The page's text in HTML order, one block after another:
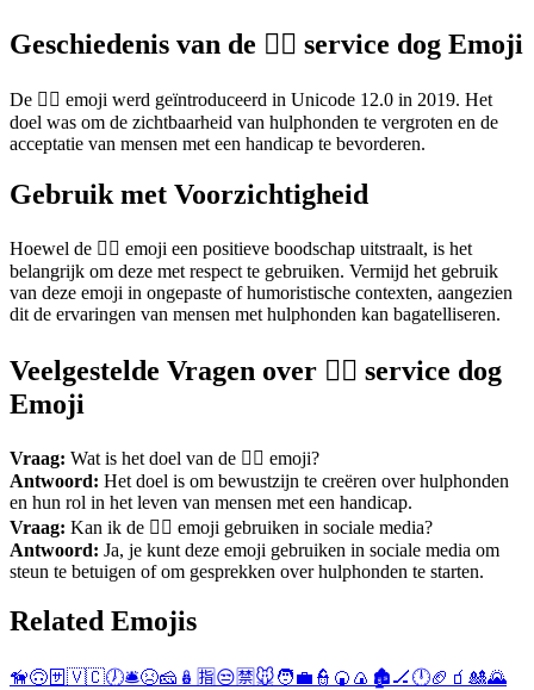
Geschiedenis van de 🐕‍🦺 service dog Emoji
De 🐕‍🦺 emoji werd geïntroduceerd in Unicode 12.0 in 2019. Het
doel was om de zichtbaarheid van hulphonden te vergroten en de
acceptatie van mensen met een handicap te bevorderen.
Gebruik met Voorzichtigheid
Hoewel de 🐕‍🦺 emoji een positieve boodschap uitstraalt, is het
belangrijk om deze met respect te gebruiken. Vermijd het gebruik
van deze emoji in ongepaste of humoristische contexten, aangezien
dit de ervaringen van mensen met hulphonden kan bagatelliseren.
Veelgestelde Vragen over 🐕‍🦺 service dog
Emoji
Vraag: Wat is het doel van de 🐕‍🦺 emoji?
Antwoord: Het doel is om bewustzijn te creëren over hulphonden
en hun rol in het leven van mensen met een handicap.
Vraag: Kan ik de 🐕‍🦺 emoji gebruiken in sociale media?
Antwoord: Ja, je kunt deze emoji gebruiken in sociale media om
steun te betuigen of om gesprekken over hulphonden te starten.
Related Emojis
🦮🙃 🈂️ 🇻🇨🕖🛎️😣🧀 🪆 🈯😒🈲🐭🧑‍💼 👮 🍘 🍙 🏚️🏒🕛🏈 🧃 🎎🌄